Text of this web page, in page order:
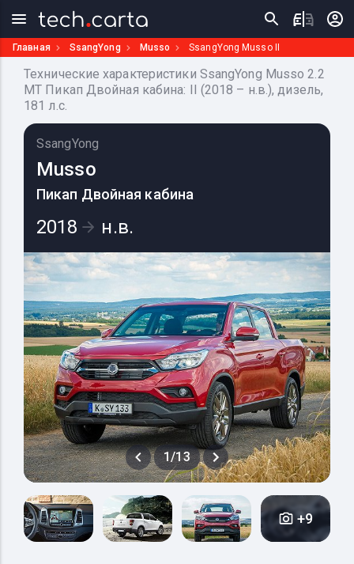
Главная SsangYong Musso SsangYong Musso II
Технические характеристики SsangYong Musso 2.2
MT Пикап Двойная кабина: II (2018 – н.в.), дизель,
181 л.с.
SsangYong
Musso
Пикап Двойная кабина
2018 н.в.
1/13
+9